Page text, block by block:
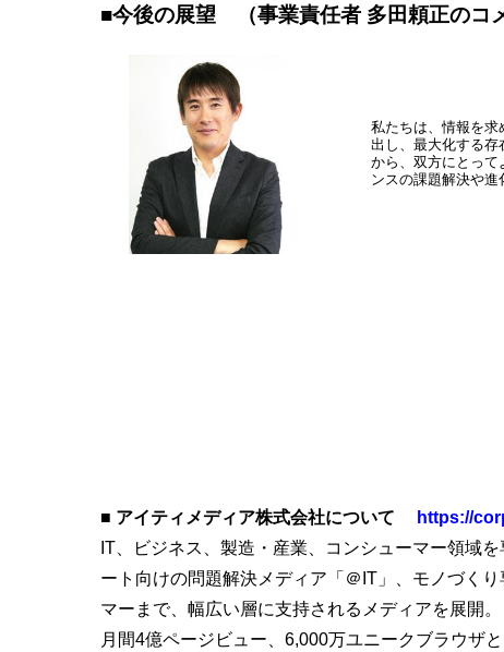
■今後の展望 （事業責任者 多田頼正のコ
私たちは、情報を求
出し、最大化する存
から、双方にとって
ンスの課題解決や進
■ アイティメディア株式会社について https://
IT、ビジネス、製造・産業、コンシューマー領域
ート向けの問題解決メディア「＠IT」、モノづく
マーまで、幅広い層に支持されるメディアを展開。
月間4億ページビュー、6,000万ユニークブラウザ